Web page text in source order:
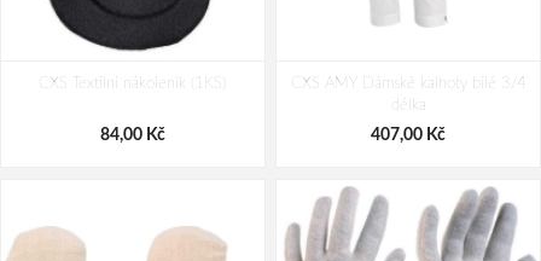
126,00 Kč 108,00 Kč
CXS Textilní nákoleník (1KS)
84,00 Kč
CXS AMY Dámské kalhoty bílé 3/4
délka
407,00 Kč